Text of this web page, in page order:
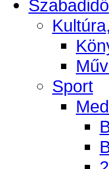
Szabadidő
Sport